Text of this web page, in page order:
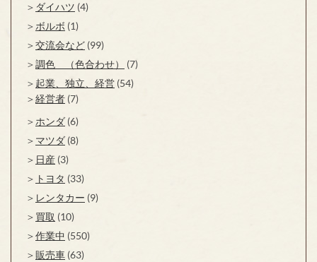
ダイハツ (4)
ボルボ (1)
交流会など (99)
調色 （色合わせ）
(7)
起業、独立、経営 (54)
経営者 (7)
ホンダ (6)
マツダ (8)
日産 (3)
トヨタ (33)
レンタカー (9)
買取 (10)
作業中 (550)
販売車 (63)